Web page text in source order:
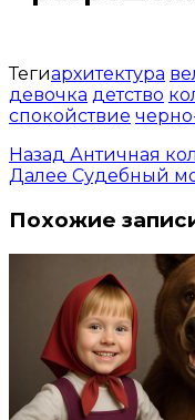
Тегиархитектура
девочка детство
спокойствие
Назад Античная
Далее Судебный
Похожие